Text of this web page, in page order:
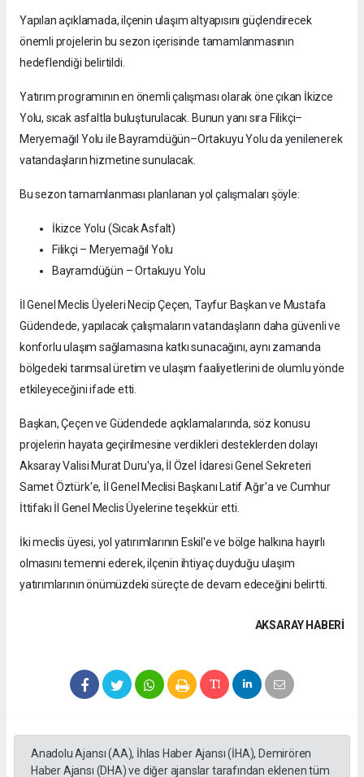
Yapılan açıklamada, ilçenin ulaşım altyapısını güçlendirecek
önemli projelerin bu sezon içerisinde tamamlanmasının
hedeflendiği belirtildi.
Yatırım programının en önemli çalışması olarak öne çıkan İkizce
Yolu, sıcak asfaltla buluşturulacak. Bunun yanı sıra Filikçi–
Meryemağıl Yolu ile Bayramdüğün–Ortakuyu Yolu da yenilenerek
vatandaşların hizmetine sunulacak.
Bu sezon tamamlanması planlanan yol çalışmaları şöyle:
İkizce Yolu (Sıcak Asfalt)
Filikçi – Meryemağıl Yolu
Bayramdüğün – Ortakuyu Yolu
İl Genel Meclis Üyeleri Necip Çeçen, Tayfur Başkan ve Mustafa
Güdendede, yapılacak çalışmaların vatandaşların daha güvenli ve
konforlu ulaşım sağlamasına katkı sunacağını, aynı zamanda
bölgedeki tarımsal üretim ve ulaşım faaliyetlerini de olumlu yönde
etkileyeceğini ifade etti.
Başkan, Çeçen ve Güdendede açıklamalarında, söz konusu
projelerin hayata geçirilmesine verdikleri desteklerden dolayı
Aksaray Valisi Murat Duru'ya, İl Özel İdaresi Genel Sekreteri
Samet Öztürk'e, İl Genel Meclisi Başkanı Latif Ağır'a ve Cumhur
İttifakı İl Genel Meclis Üyelerine teşekkür etti.
İki meclis üyesi, yol yatırımlarının Eskil'e ve bölge halkına hayırlı
olmasını temenni ederek, ilçenin ihtiyaç duyduğu ulaşım
yatırımlarının önümüzdeki süreçte de devam edeceğini belirtti.
AKSARAY HABERİ
Anadolu Ajansı (AA), İhlas Haber Ajansı (İHA), Demirören
Haber Ajansı (DHA) ve diğer ajanslar tarafından eklenen tüm